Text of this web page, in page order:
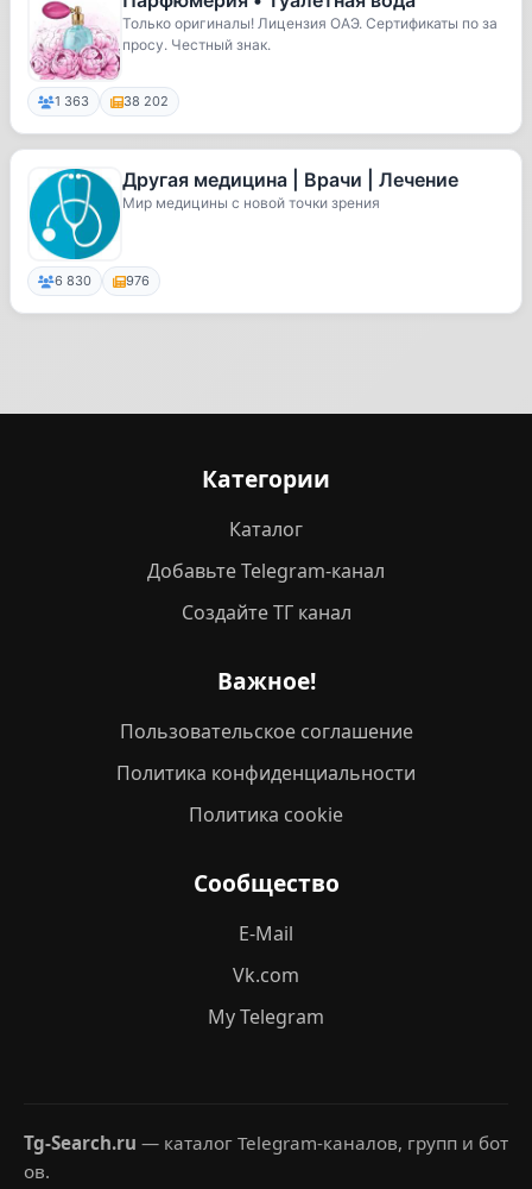
Только оригиналы! Лицензия ОАЭ. Сертификаты по за
просу. Честный знак.
1 363 38 202
Другая медицина | Врачи | Лечение
Мир медицины с новой точки зрения
6 830 976
Категории
Каталог
Добавьте Telegram-канал
Создайте ТГ канал
Важное!
Пользовательское соглашение
Политика конфиденциальности
Политика cookie
Сообщество
E-Mail
Vk.com
My Telegram
Tg-Search.ru — каталог Telegram-каналов, групп и бот
ов.